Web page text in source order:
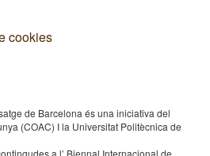
cookies
de Barcelona és una iniciativa del
(COAC) I la Universitat Politècnica de
a l’ Biennal Internacional de